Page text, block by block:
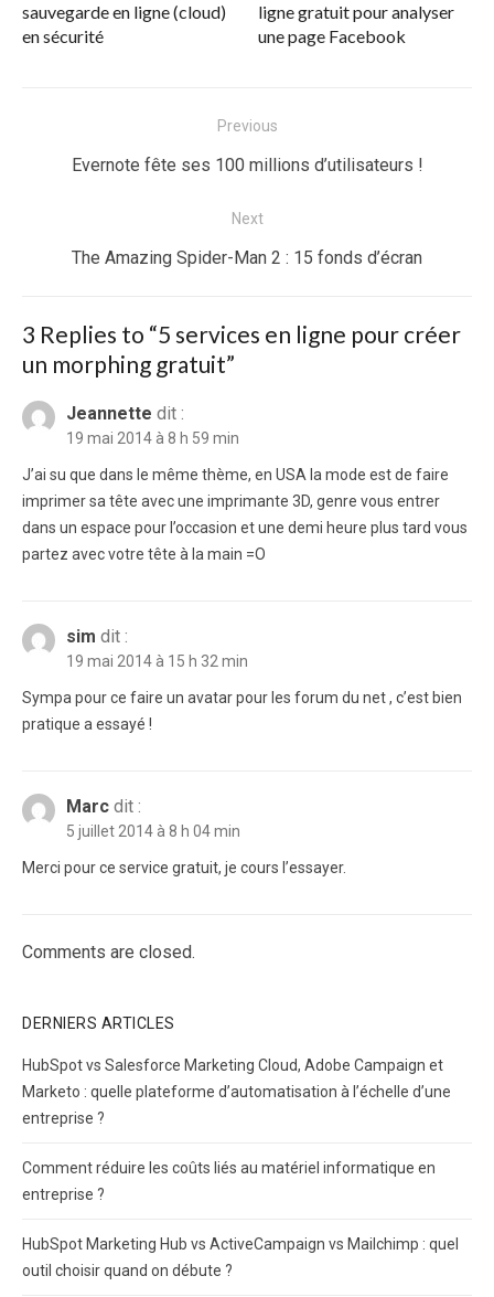
sauvegarde en ligne (cloud)
en sécurité
ligne gratuit pour analyser
une page Facebook
Previous
Previous
Evernote fête ses 100 millions d’utilisateurs !
Next
Next
The Amazing Spider-Man 2 : 15 fonds d’écran
3 Replies to “5 services en ligne pour créer
un morphing gratuit”
Jeannette dit :
19 mai 2014 à 8 h 59 min
J’ai su que dans le même thème, en USA la mode est de faire
imprimer sa tête avec une imprimante 3D, genre vous entrer
dans un espace pour l’occasion et une demi heure plus tard vous
partez avec votre tête à la main =O
sim dit :
19 mai 2014 à 15 h 32 min
Sympa pour ce faire un avatar pour les forum du net , c’est bien
pratique a essayé !
Marc dit :
5 juillet 2014 à 8 h 04 min
Merci pour ce service gratuit, je cours l’essayer.
Comments are closed.
DERNIERS ARTICLES
HubSpot vs Salesforce Marketing Cloud, Adobe Campaign et
Marketo : quelle plateforme d’automatisation à l’échelle d’une
entreprise ?
Comment réduire les coûts liés au matériel informatique en
entreprise ?
HubSpot Marketing Hub vs ActiveCampaign vs Mailchimp : quel
outil choisir quand on débute ?